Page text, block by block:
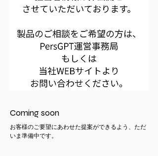
Coming soon
お客様のご要望にあわせた提案ができるよう、ただ
いま準備中です。